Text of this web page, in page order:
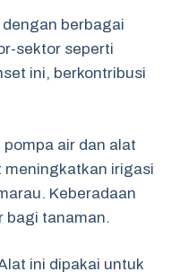
berbagai
sektor seperti
ini, berkontribusi
air dan alat
meningkatkan irigasi
Keberadaan
bagi tanaman.
ini dipakai untuk